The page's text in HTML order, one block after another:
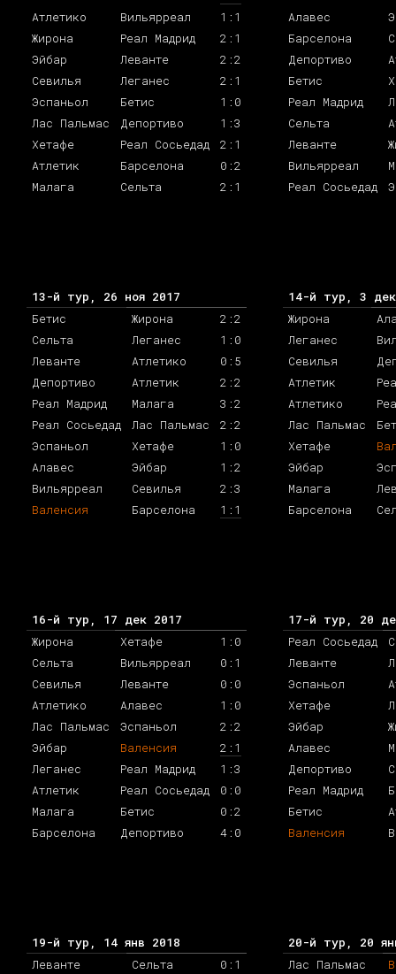
Атлетико
Вильярреал
1:1
Жирона
Реал Мадрид
2:1
Эйбар
Леванте
2:2
Севилья
Леганес
2:1
Эспаньол
Бетис
1:0
Лас Пальмас
Депортиво
1:3
Хетафе
Реал Сосьедад
2:1
Атлетик
Барселона
0:2
Малага
Сельта 2:1
Алавес
Барселона
Депортиво
Бетис
Реал Мадрид
Сельта
Леванте
Вильярреал
Реал Сосьедад
13-й тур, 26 ноя 2017
Бетис
Жирона
2:2
Сельта
Леганес
1:0
Леванте
Атлетико
0:5
Депортиво
Атлетик
2:2
Реал Мадрид
Малага
3:2
Реал Сосьедад
Лас Пальмас
2:2
Эспаньол
Хетафе
1:0
Алавес
Эйбар
1:2
Вильярреал
Севилья
2:3
Валенсия
Барселона 1:1
14-й тур, 3
Жирона
Леганес
Севилья
Атлетик
Атлетико
Лас Пальмас
Хетафе
Эйбар
Малага
Барселона
16-й тур, 17 дек 2017
Жирона
Хетафе
1:0
Сельта
Вильярреал
0:1
Севилья
Леванте
0:0
Атлетико
Алавес
1:0
Лас Пальмас
Эспаньол
2:2
Эйбар
Валенсия
2:1
Леганес
Реал Мадрид
1:3
Атлетик
Реал Сосьедад
0:0
Малага
Бетис
0:2
Барселона
Депортиво 4:0
17-й тур, 20
Реал Сосьедад
Леванте
Эспаньол
Хетафе
Эйбар
Алавес
Депортиво
Реал Мадрид
Бетис
Валенсия
19-й тур, 14 янв 2018
Леванте
Сельта
0:1
20-й тур, 20
Лас Пальмас